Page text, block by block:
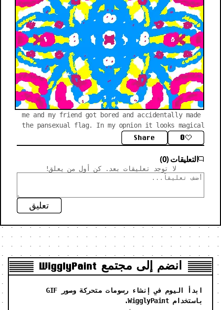
me and my friend got bored and accidentally made
the pansexual flag. In my opnion it looks magical
0
Share
التعليقات (0)
لا توجد تعليقات بعد. كن أول من يعلق!
تعليق
انضم إلى مجتمع WigglyPaint
ابدأ اليوم في إنشاء رسومات متحركة وصور GIF
باستخدام WigglyPaint.